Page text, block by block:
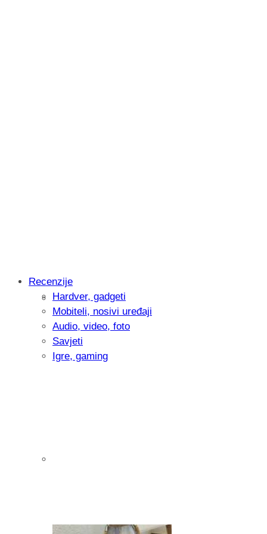
Intervju: Goran Jović, fotograf -
Recenzije
Hardver, gadgeti
Mobiteli, nosivi uređaji
Audio, video, foto
Savjeti
Igre, gaming